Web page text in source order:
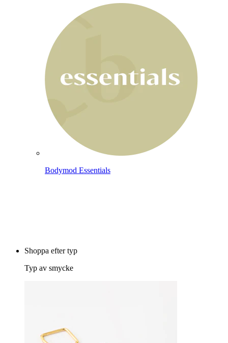
Bodymod Essentials
Shoppa efter typ
Typ av smycke